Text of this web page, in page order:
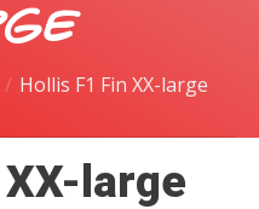
Hollis F1 Fin XX-large
large